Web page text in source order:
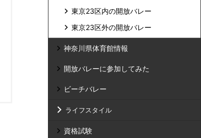
東京23区内の開放バレー
東京23区外の開放バレー
神奈川県体育館情報
開放バレーに参加してみた
ビーチバレー
ライフスタイル
資格試験